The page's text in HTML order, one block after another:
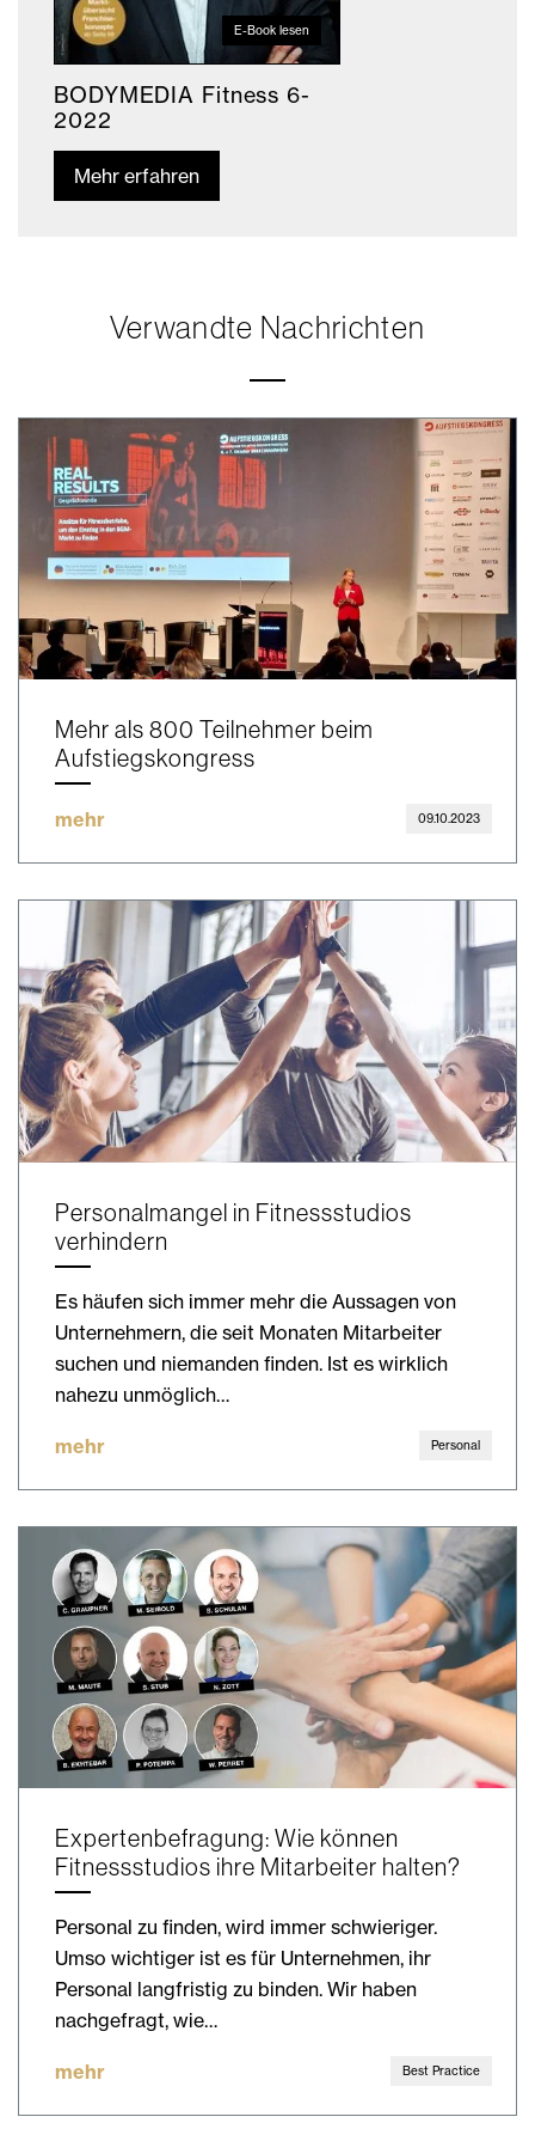
E-Book lesen
BODYMEDIA Fitness 6-
2022
Mehr erfahren
Verwandte Nachrichten
Mehr als 800 Teilnehmer beim
Aufstiegskongress
mehr 09.10.2023
Personalmangel in Fitnessstudios
verhindern
Es häufen sich immer mehr die Aussagen von
Unternehmern, die seit Monaten Mitarbeiter
suchen und niemanden finden. Ist es wirklich
nahezu unmöglich…
mehr Personal
Expertenbefragung: Wie können
Fitnessstudios ihre Mitarbeiter halten?
Personal zu finden, wird immer schwieriger.
Umso wichtiger ist es für Unternehmen, ihr
Personal langfristig zu binden. Wir haben
nachgefragt, wie…
mehr Best Practice